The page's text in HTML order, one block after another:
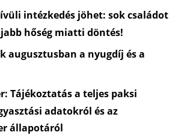
intézkedés jöhet: sok családot
hőség miatti döntés!
augusztusban a nyugdíj és a
Tájékoztatás a teljes paksi
adatokról és az
állapotáról